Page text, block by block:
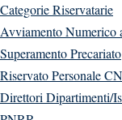
Categorie Riservatarie
Avviamento Numerico
Superamento Precariato
Riservato Personale
Direttori Dipartimenti/